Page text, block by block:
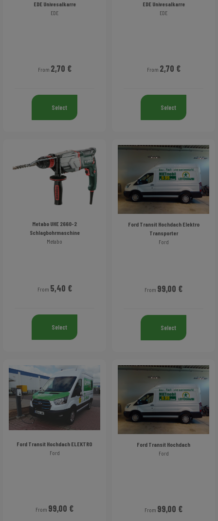
EDE Univesalkarre
EDE
From 2,70 €
Select
EDE Univesalkarre
EDE
From 2,70 €
Select
Metabo UHE 2660-2
Schlagbohrmaschine
Metabo
From 5,40 €
Select
Ford Transit Hochdach Elektro
Transporter
Ford
From 99,00 €
Select
Ford Transit Hochdach ELEKTRO
Ford
From 99,00 €
Ford Transit Hochdach
Ford
From 99,00 €